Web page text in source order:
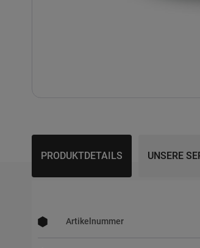
the
images
PRODUKTDETAILS
InformationenArtikelnummer
UNSERE